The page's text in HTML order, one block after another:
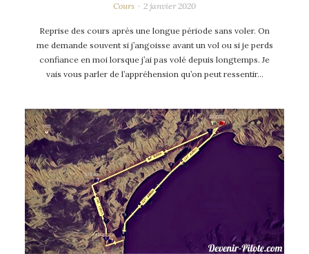
Cours 2 janvier 2020
Reprise des cours après une longue période sans voler. On
me demande souvent si j’angoisse avant un vol ou si je perds
confiance en moi lorsque j’ai pas volé depuis longtemps. Je
vais vous parler de l’appréhension qu’on peut ressentir…